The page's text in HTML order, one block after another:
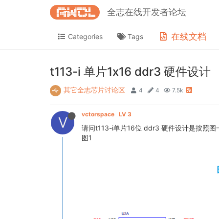
全志在线开发者论坛
Categories Tags 在线文档
t113-i 单片1x16 ddr3 硬件设计
其它全志芯片讨论区 4 4 7.5k
V vctorspace LV 3
请问t113-i单片16位 ddr3 硬件设计是按照图
图1